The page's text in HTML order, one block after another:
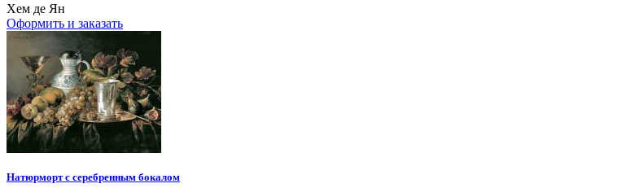
Хем де Ян
Оформить и заказать
Натюрморт с серебренным бокалом